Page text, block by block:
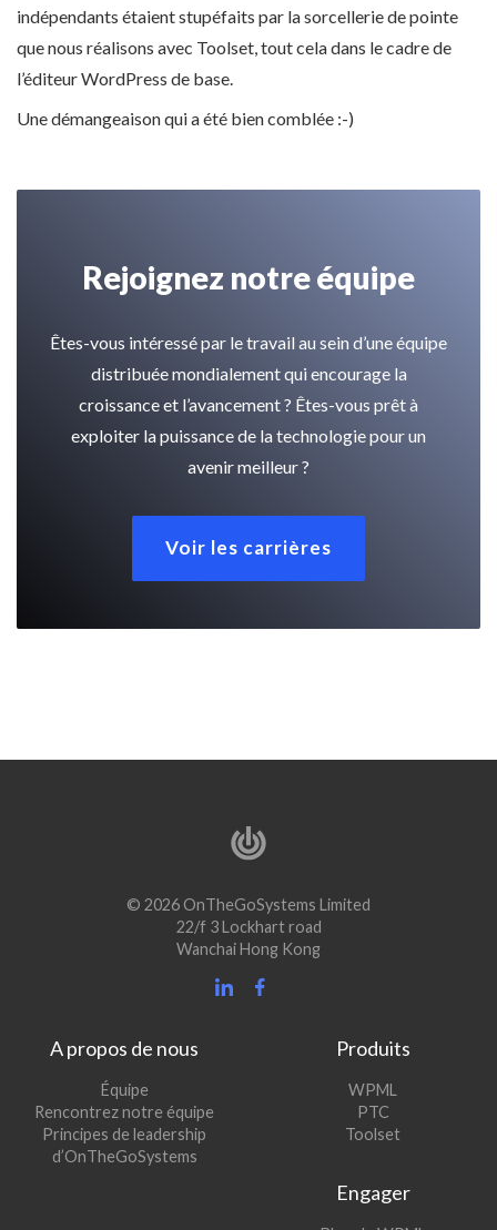
indépendants étaient stupéfaits par la sorcellerie de pointe
que nous réalisons avec Toolset, tout cela dans le cadre de
l’éditeur WordPress de base.
Une démangeaison qui a été bien comblée :-)
Rejoignez notre équipe
Êtes-vous intéressé par le travail au sein d’une équipe
distribuée mondialement qui encourage la
croissance et l’avancement ? Êtes-vous prêt à
exploiter la puissance de la technologie pour un
avenir meilleur ?
Voir les carrières
© 2026 OnTheGoSystems Limited
22/f 3 Lockhart road
Wanchai Hong Kong
A propos de nous
Équipe
Rencontrez notre équipe
Principes de leadership
d’OnTheGoSystems
Produits
WPML
une
PTC(s’ouvre
dans
fenêtre)
Toolset(s’ouvre
nouvelle
Engager